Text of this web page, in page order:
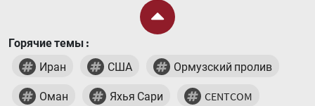
Горячие темы :
Иран
США Ормузский пролив
Оман Яхья Сари CENTCOM